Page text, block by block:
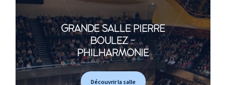
GRANDE SALLE PIERRE
BOULEZ -
PHILHARMONIE
Découvrir la salle